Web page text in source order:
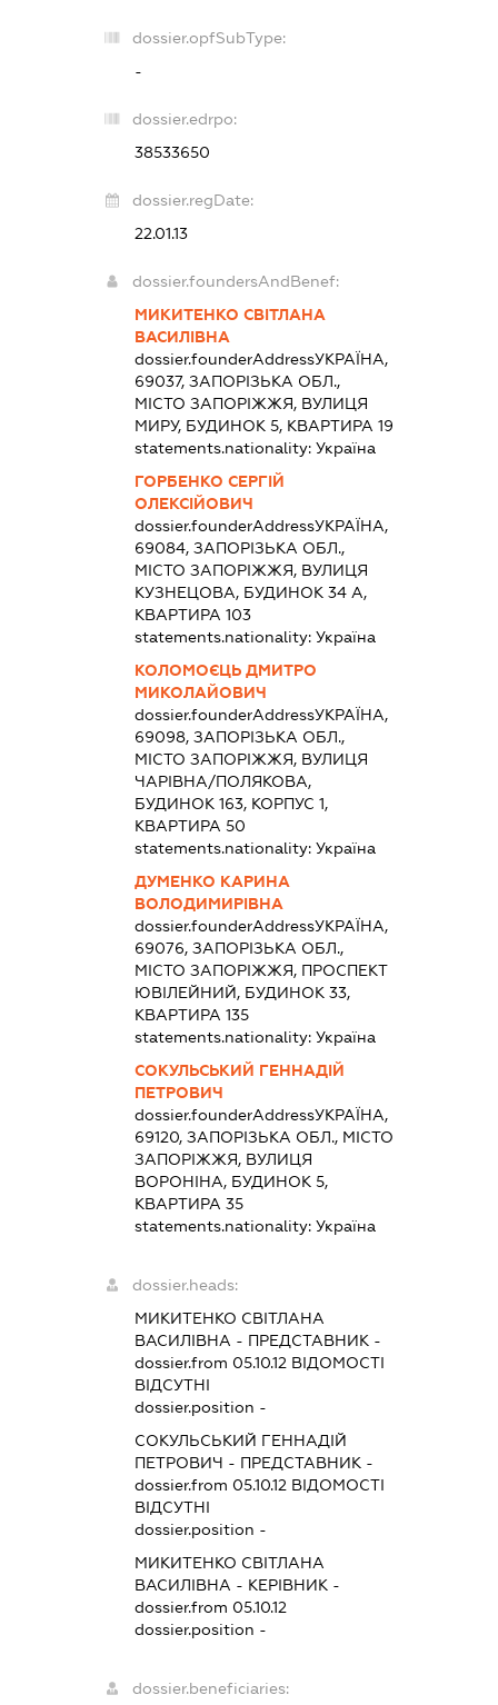
dossier.opfSubType:
-
dossier.edrpo:
38533650
dossier.regDate:
22.01.13
dossier.foundersAndBenef:
МИКИТЕНКО СВІТЛАНА
ВАСИЛІВНА
dossier.founderAddressУКРАЇНА,
69037, ЗАПОРІЗЬКА ОБЛ.,
МІСТО ЗАПОРІЖЖЯ, ВУЛИЦЯ
МИРУ, БУДИНОК 5, КВАРТИРА 19
statements.nationality: Україна
ГОРБЕНКО СЕРГІЙ
ОЛЕКСІЙОВИЧ
dossier.founderAddressУКРАЇНА,
69084, ЗАПОРІЗЬКА ОБЛ.,
МІСТО ЗАПОРІЖЖЯ, ВУЛИЦЯ
КУЗНЕЦОВА, БУДИНОК 34 А,
КВАРТИРА 103
statements.nationality: Україна
КОЛОМОЄЦЬ ДМИТРО
МИКОЛАЙОВИЧ
dossier.founderAddressУКРАЇНА,
69098, ЗАПОРІЗЬКА ОБЛ.,
МІСТО ЗАПОРІЖЖЯ, ВУЛИЦЯ
ЧАРІВНА/ПОЛЯКОВА,
БУДИНОК 163, КОРПУС 1,
КВАРТИРА 50
statements.nationality: Україна
ДУМЕНКО КАРИНА
ВОЛОДИМИРІВНА
dossier.founderAddressУКРАЇНА,
69076, ЗАПОРІЗЬКА ОБЛ.,
МІСТО ЗАПОРІЖЖЯ, ПРОСПЕКТ
ЮВІЛЕЙНИЙ, БУДИНОК 33,
КВАРТИРА 135
statements.nationality: Україна
СОКУЛЬСЬКИЙ ГЕННАДІЙ
ПЕТРОВИЧ
dossier.founderAddressУКРАЇНА,
69120, ЗАПОРІЗЬКА ОБЛ., МІСТО
ЗАПОРІЖЖЯ, ВУЛИЦЯ
ВОРОНІНА, БУДИНОК 5,
КВАРТИРА 35
statements.nationality: Україна
dossier.heads:
МИКИТЕНКО СВІТЛАНА
ВАСИЛІВНА - ПРЕДСТАВНИК -
dossier.from 05.10.12 ВІДОМОСТІ
ВІДСУТНІ
dossier.position -
СОКУЛЬСЬКИЙ ГЕННАДІЙ
ПЕТРОВИЧ - ПРЕДСТАВНИК -
dossier.from 05.10.12 ВІДОМОСТІ
ВІДСУТНІ
dossier.position -
МИКИТЕНКО СВІТЛАНА
ВАСИЛІВНА - КЕРІВНИК -
dossier.from 05.10.12
dossier.position -
dossier.beneficiaries: